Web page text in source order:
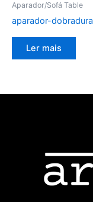
Aparador/Sofá Table
aparador-dobradura
Ler mais